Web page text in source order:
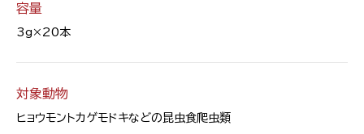
容量
3g×20本
対象動物
ヒョウモントカゲモドキなどの昆虫食爬虫類